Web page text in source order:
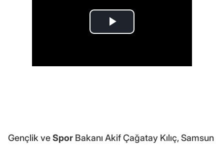
Gençlik veSpor Bakanı Akif Çağatay Kılıç, Samsun